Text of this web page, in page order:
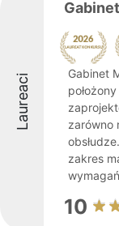
Laureaci
Gabinet
zarówno
zakres
10